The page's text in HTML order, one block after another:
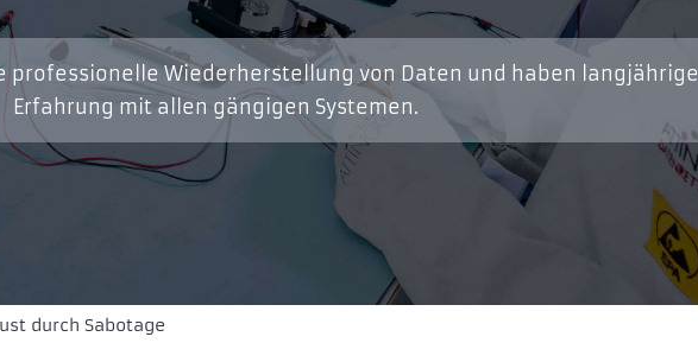
professionelle Wiederherstellung von Daten und haben langjährige
Erfahrung mit allen gängigen Systemen.
durch Sabotage